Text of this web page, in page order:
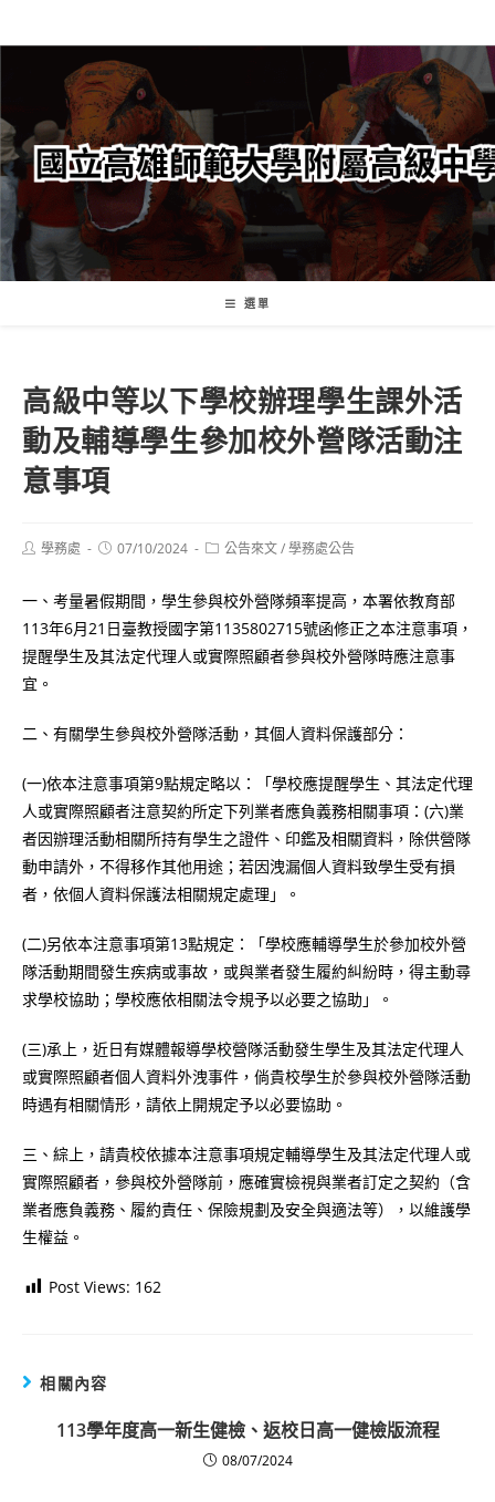
轉
要
內
容
選單
高級中等以下學校辦理學生課外活
動及輔導學生參加校外營隊活動注
意事項
Post學務處
Post07/10/2024
Post公告來文/學務處公告
一、考量暑假期間，學生參與校外營隊頻率提高，本署依教育部
113年6月21日臺教授國字第1135802715號函修正之本注意事項，
提醒學生及其法定代理人或實際照顧者參與校外營隊時應注意事
宜。
二、有關學生參與校外營隊活動，其個人資料保護部分：
(一)依本注意事項第9點規定略以：「學校應提醒學生、其法定代理
人或實際照顧者注意契約所定下列業者應負義務相關事項：(六)業
者因辦理活動相關所持有學生之證件、印鑑及相關資料，除供營隊
動申請外，不得移作其他用途；若因洩漏個人資料致學生受有損
者，依個人資料保護法相關規定處理」。
(二)另依本注意事項第13點規定：「學校應輔導學生於參加校外營
隊活動期間發生疾病或事故，或與業者發生履約糾紛時，得主動尋
求學校協助；學校應依相關法令規予以必要之協助」。
(三)承上，近日有媒體報導學校營隊活動發生學生及其法定代理人
或實際照顧者個人資料外洩事件，倘貴校學生於參與校外營隊活動
時遇有相關情形，請依上開規定予以必要協助。
三、綜上，請貴校依據本注意事項規定輔導學生及其法定代理人或
實際照顧者，參與校外營隊前，應確實檢視與業者訂定之契約（含
業者應負義務、履約責任、保險規劃及安全與適法等），以維護學
生權益。
Post Views: 162
相關內容
113學年度高一新生健檢、返校日高一健檢版流程
08/07/2024